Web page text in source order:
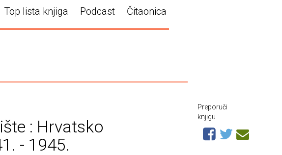
Top lista knjiga Podcast Čitaonica
: Hrvatsko
- 1945.
Preporuči
knjigu